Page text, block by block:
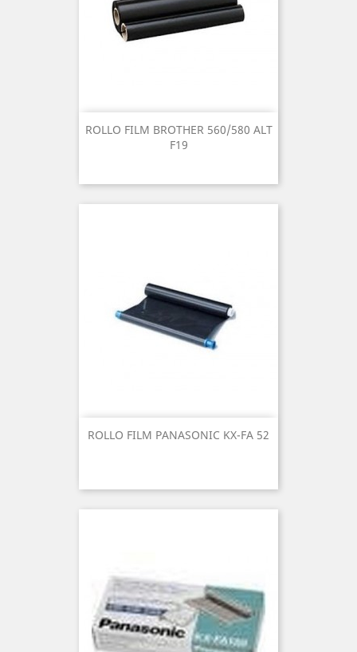
ROLLO FILM BROTHER 560/580 ALT
F19
ROLLO FILM PANASONIC KX-FA 52